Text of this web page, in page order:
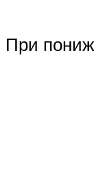
При